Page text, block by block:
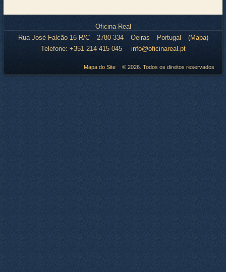
Oficina Real
Rua José Falcão 16 R/C
2780-334 Oeiras Portugal (Mapa)
Telefone: +351 214 415 045 info@oficinareal.pt
Mapa do Site © 2026. Todos os direitos reservados